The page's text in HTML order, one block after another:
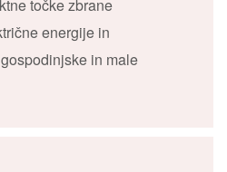
točke zbrane
energije in
in male